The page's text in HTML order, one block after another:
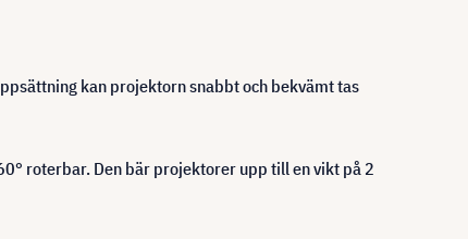
kan projektorn snabbt och bekvämt tas
roterbar. Den bär projektorer upp till en vikt på 2